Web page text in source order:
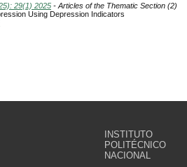
29(1) 2025 - Articles of the Thematic Section (2)
Using Depression Indicators
INSTITUTO
POLITÉCNICO
NACIONAL